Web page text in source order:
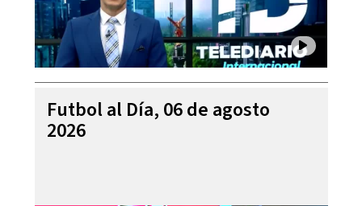
Futbol al Día, 06 de agosto
2026